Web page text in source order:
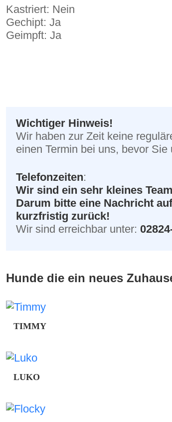
Kastriert: Nein
Gechipt: Ja
Geimpft: Ja
Wichtiger Hinweis!
Wir haben zur Zeit keine
einen Termin bei uns, bevor Sie
Telefonzeiten:
Wir sind ein sehr kleines
Darum bitte eine Nachricht
kurzfristig zurück!
Wir sind erreichbar unter:
Hunde die ein neues
TIMMY
keinen Tierarzt mehr besuchte hatte,
LUKO
anderen Hunden und Menschen zu